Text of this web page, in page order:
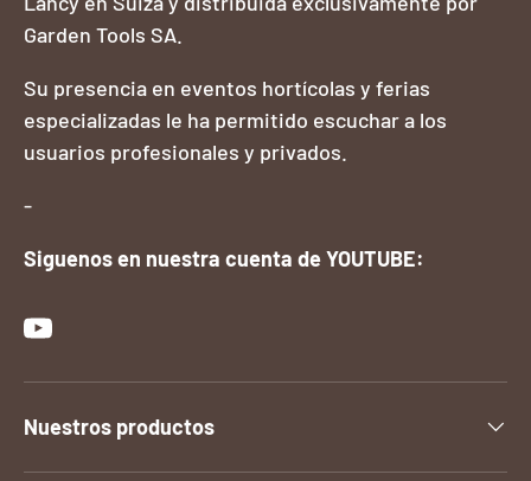
Garden Tools SA.
Su presencia en eventos hortícolas y ferias
especializadas le ha permitido escuchar a los
usuarios profesionales y privados.
-
Siguenos en nuestra cuenta de YOUTUBE:
YouTube
Nuestros productos